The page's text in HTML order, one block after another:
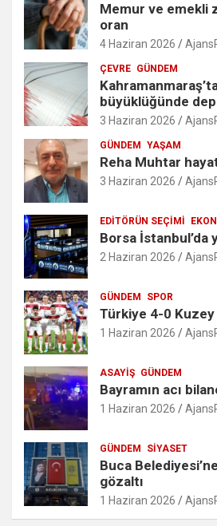
Memur ve emekli
oran
4 Haziran 2026
ÇEVRE GÜNDEM
büyüklüğünde
3 Haziran 2026
GÜNDEM YAŞAM
Reha Muhtar
3 Haziran 2026
EDITÖRÜN SEÇIMI
Borsa İstanbul’da
2 Haziran 2026
GÜNDEM SPOR
Türkiye 4-0
1 Haziran 2026
ASAYIŞ GÜNDEM
Bayramın acı
1 Haziran 2026
GÜNDEM SIYASET
Buca
gözaltı
1 Haziran 2026